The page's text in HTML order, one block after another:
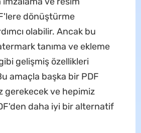
dönüştürme
olabilir. Ancak bu
tanıma ve ekleme
gelişmiş özellikleri
amaçla başka bir PDF
gerekecek ve hepimiz
daha iyi bir alternatif